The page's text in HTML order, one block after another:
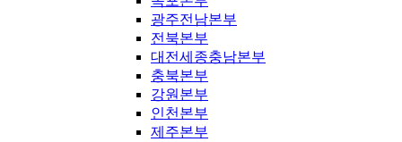
광주전남본부
전북본부
대전세종충남본부
충북본부
강원본부
인천본부
제주본부